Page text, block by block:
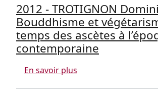
2012 - TROTIGNON
Bouddhisme et
temps des ascètes à
contemporaine
En savoir plus